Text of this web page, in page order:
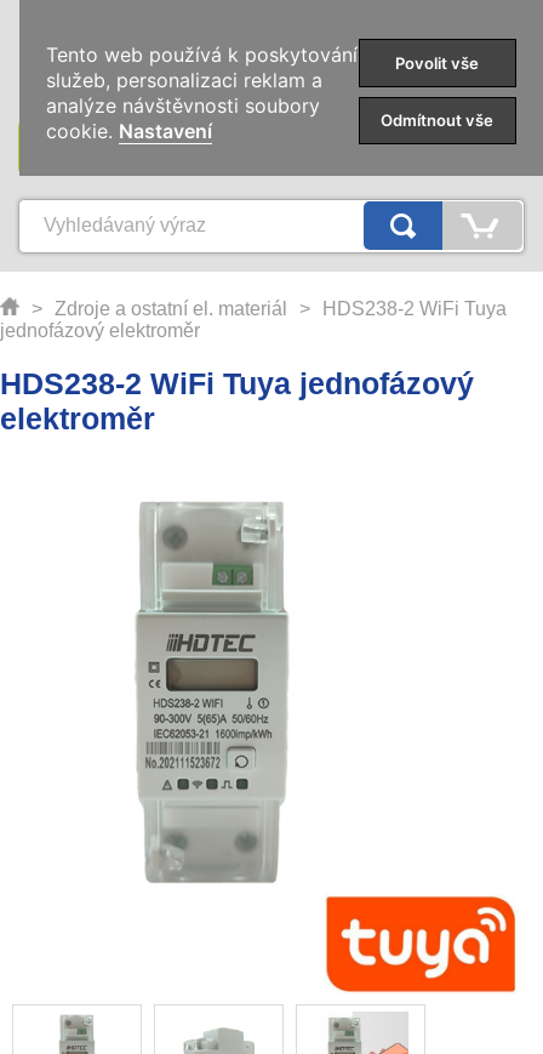
KATEGORIE
> Zdroje a ostatní el. materiál >
HDS238-2 WiFi Tuya
jednofázový elektroměr
HDS238-2 WiFi Tuya jednofázový
elektroměr
Tento web používá k poskytování
služeb, personalizaci reklam a
analýze návštěvnosti soubory
cookie. Nastavení
Povolit vše
Odmítnout vše